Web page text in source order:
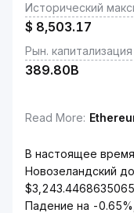
Исторический
$ 8,503.17
Рын. капитализация
389.80B
Read More:
В настоящее
Новозеландский
Падение на -